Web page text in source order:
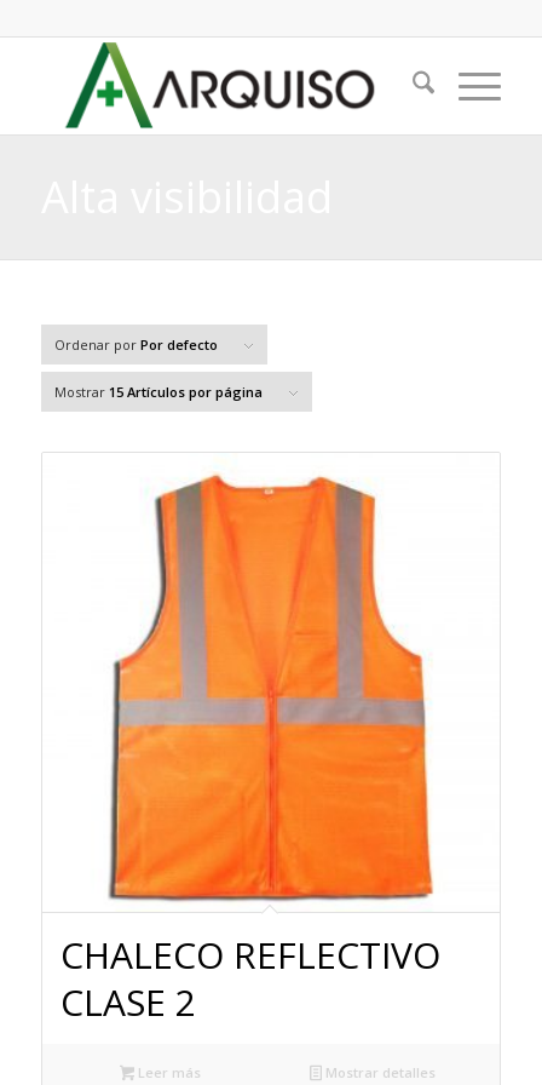
Ordenar por Por defecto
Mostrar 15 Artículos por página
CHALECO REFLECTIVO
CLASE 2
Leer más Mostrar detalles